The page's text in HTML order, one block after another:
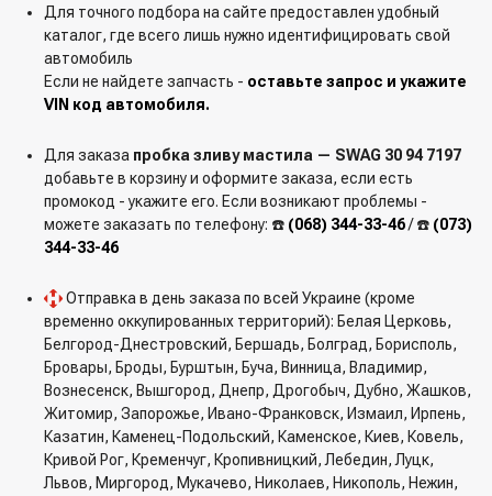
Для точного подбора на сайте предоставлен удобный
каталог, где всего лишь нужно идентифицировать свой
автомобиль
Если не найдете запчасть - оставьте запрос и укажите
VIN код автомобиля.
Для заказа пробка зливу мастила — SWAG 30 94 7197
добавьте в корзину и оформите заказа, если есть
промокод - укажите его. Если возникают проблемы -
можете заказать по телефону: ☎️ (068) 344-33-46/ ☎️ (073)
344-33-46
Отправка в день заказа по всей Украине (кроме
временно оккупированных территорий): Белая Церковь,
Белгород-Днестровский, Бершадь, Болград, Борисполь,
Бровары, Броды, Бурштын, Буча, Винница, Владимир,
Вознесенск, Вышгород, Днепр, Дрогобыч, Дубно, Жашков,
Житомир, Запорожье, Ивано-Франковск, Измаил, Ирпень,
Казатин, Каменец-Подольский, Каменское, Киев, Ковель,
Кривой Рог, Кременчуг, Кропивницкий, Лебедин, Луцк,
Львов, Миргород, Мукачево, Николаев, Никополь, Нежин,